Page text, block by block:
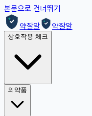
본문으로 건너뛰기
약잘알
약잘알
상호작용 체크
의약품